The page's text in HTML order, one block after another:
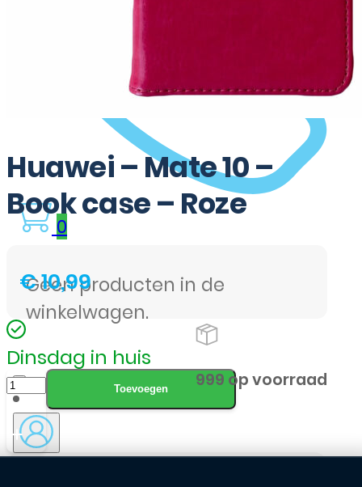
0
Geen producten in de
winkelwagen.
Huawei – Mate 10 –
Book case – Roze
€10,99
Dinsdag in huis
Huawei
-
Mate
10
Toevoegen 999 op voorraad